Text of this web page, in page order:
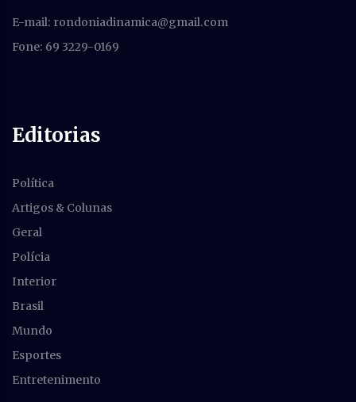
E-mail: rondoniadinamica@gmail.com
Fone: 69 3229-0169
Editorias
Política
Artigos & Colunas
Geral
Polícia
Interior
Brasil
Mundo
Esportes
Entretenimento